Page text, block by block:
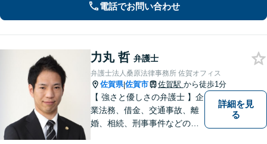
電話でお問い合わせ
力丸 哲 弁護士
弁護士法人桑原法律事務所 佐賀オフィス
佐賀県|佐賀市 佐賀駅 から徒歩1分
【 強さと優しさの弁護士 】企
業法務、借金、交通事故、離
婚、相続、刑事事件などのご
詳細を見
る